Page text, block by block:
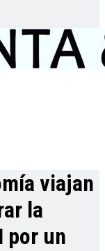
viajan
la
por un